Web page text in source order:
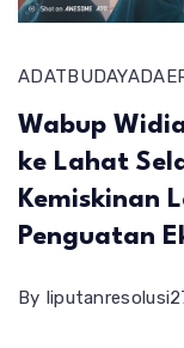
ADAT BUDAYA
Wabup
ke Lahat
Kemiskinan
Penguatan
By liputanresolusi